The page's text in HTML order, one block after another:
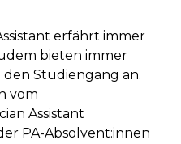
erfährt immer
bieten immer
Studiengang an.
vom
Assistant
PA-Absolvent:innen